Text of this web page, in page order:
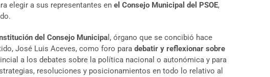
elegir a sus representantes en el Consejo Municipal del PSOE,
del Consejo Municipa l, órgano que se concibió hace
José Luis Aceves, como foro para debatir y reflexionar sobre
a los debates sobre la política nacional o autonómica y para
resoluciones y posicionamientos en todo lo relativo al